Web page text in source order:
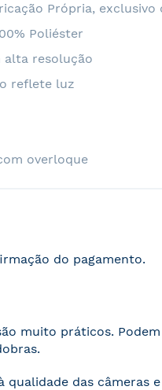
Própria, exclusivo
Poliéster
alta resolução
reflete luz
overloque
do pagamento.
muito práticos.
das câmeras